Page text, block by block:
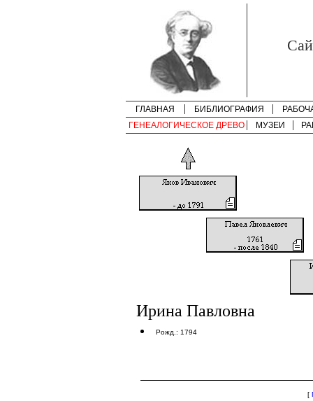
ГЛАВНАЯ БИБЛИОГРАФИЯ
ГЕНЕАЛОГИЧЕСКОЕ ДРЕВО
МУЗЕИ
Ирина Павловна
Рожд.: 1794
[